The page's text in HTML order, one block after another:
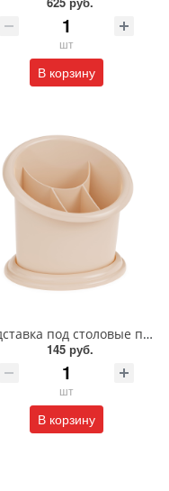
шт
В корзину
Подставка под столовые приборы "Стиль"/550,7612/Альтернатива
145 руб.
шт
В корзину